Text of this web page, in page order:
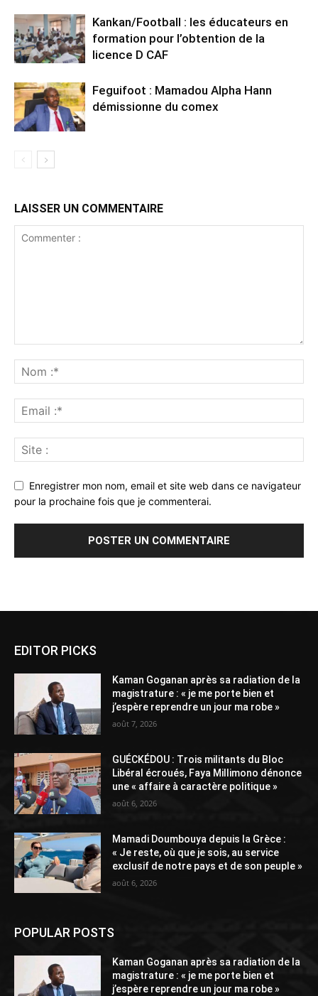
Kankan/Football : les éducateurs en
formation pour l’obtention de la
licence D CAF
Feguifoot : Mamadou Alpha Hann
démissionne du comex
LAISSER UN COMMENTAIRE
Enregistrer mon nom, email et site web dans ce navigateur
pour la prochaine fois que je commenterai.
EDITOR PICKS
Kaman Goganan après sa radiation de la
magistrature : « je me porte bien et
j’espère reprendre un jour ma robe »
août 7, 2026
GUÉCKÉDOU : Trois militants du Bloc
Libéral écroués, Faya Millimono dénonce
une « affaire à caractère politique »
août 6, 2026
Mamadi Doumbouya depuis la Grèce :
« Je reste, où que je sois, au service
exclusif de notre pays et de son peuple »
août 6, 2026
POPULAR POSTS
Kaman Goganan après sa radiation de la
magistrature : « je me porte bien et
j’espère reprendre un jour ma robe »